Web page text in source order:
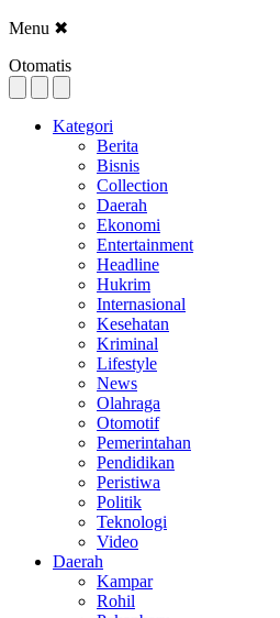
Menu ✖
Otomatis
Kategori
Berita
Bisnis
Collection
Daerah
Ekonomi
Entertainment
Headline
Hukrim
Internasional
Kesehatan
Kriminal
Lifestyle
News
Olahraga
Otomotif
Pemerintahan
Pendidikan
Peristiwa
Politik
Teknologi
Video
Daerah
Kampar
Rohil